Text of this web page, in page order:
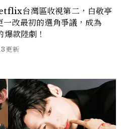
台灣區收視第二，白敬亭
改最初的選角爭議，成為
款陸劇！
更新